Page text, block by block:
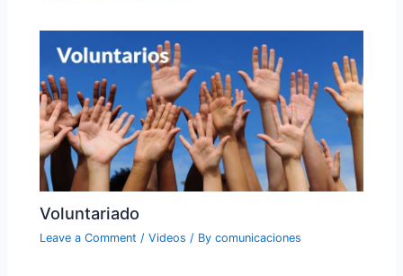
Voluntariado
Leave a Comment /Videos / Bycomunicaciones